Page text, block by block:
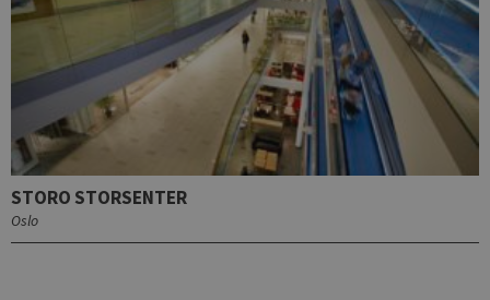
STORO STORSENTER
Oslo